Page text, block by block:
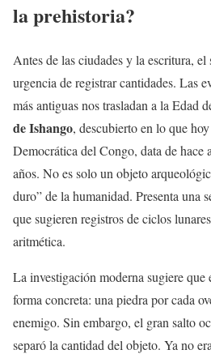
la prehistoria?
Antes de las ciudades y la escritura, el
urgencia de registrar cantidades. Las
más antiguas nos trasladan a la Edad
de Ishango, descubierto en lo que
Democrática del Congo, data de hace
años. No es solo un objeto
duro” de la humanidad. Presenta una
que sugieren registros de ciclos
aritmética.
La investigación moderna sugiere que
forma concreta: una piedra por cada
enemigo. Sin embargo, el gran salto
separó la cantidad del objeto. Ya no